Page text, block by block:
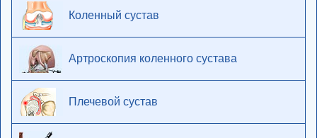
Коленный сустав
Артроскопия коленного сустава
Плечевой сустав